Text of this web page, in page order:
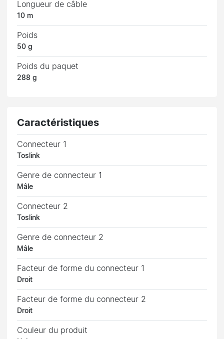
Longueur de câble
10 m
Poids
50 g
Poids du paquet
288 g
Caractéristiques
Connecteur 1
Toslink
Genre de connecteur 1
Mâle
Connecteur 2
Toslink
Genre de connecteur 2
Mâle
Facteur de forme du connecteur 1
Droit
Facteur de forme du connecteur 2
Droit
Couleur du produit